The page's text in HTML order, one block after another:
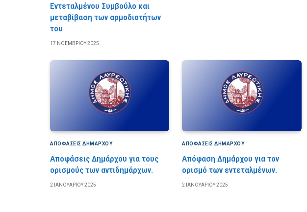
Εντεταλμένου Συμβούλο και
μεταβίβαση των αρμοδιοτήτων
του
17 ΝΟΕΜΒΡΊΟΥ 2025
ΑΠΟΦΆΣΕΙΣ ΔΗΜΆΡΧΟΥ
Αποφάσεις Δημάρχου για τους
ορισμούς των αντιδημάρχων.
2 ΙΑΝΟΥΑΡΊΟΥ 2025
ΑΠΟΦΆΣΕΙΣ ΔΗΜΆΡΧΟΥ
Απόφαση Δημάρχου για τον
ορισμό των εντεταλμένων.
2 ΙΑΝΟΥΑΡΊΟΥ 2025